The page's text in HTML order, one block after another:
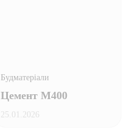
Будматеріали
Цемент М400
25.01.2026